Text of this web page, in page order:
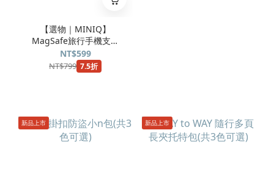
【選物｜MINIQ】
MagSafe旅行手機支架
(共5色可選)
NT$599
NT$799 7.5折
新品上市 新品上市